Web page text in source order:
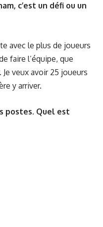
c’est un défi ou un
avec le plus de joueurs
faire l’équipe, que
veux avoir 25 joueurs
y arriver.
postes. Quel est